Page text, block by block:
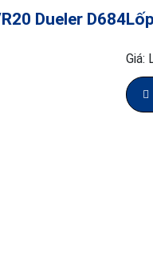
Dueler D684
Giá: